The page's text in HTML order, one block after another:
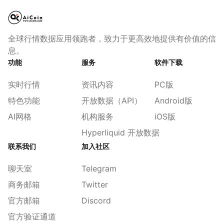
全球行情数据应用领跑者，致力于更高效地提供有价值的信
息。
功能
实时行情
特色功能
AI网格
服务
资讯内容
开放数据（API）
机构服务
Hyperliquid 开放数据
软件下载
PC版
Android版
iOS版
联系我们
聊天室
商务邮箱
官方邮箱
官方验证通道
加入社区
Telegram
Twitter
Discord